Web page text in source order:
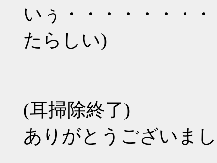
いぅ・・・・・・・
たらしい)
(耳掃除終了)
ありがとうございま